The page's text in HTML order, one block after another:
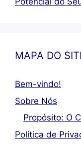
MAPA DO
Bem-vindo!
Sobre Nós
Propósito: O
Política de